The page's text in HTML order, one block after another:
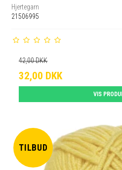
Hjertegarn
21506995
42,00 DKK
32,00 DKK
VIS
TILBUD